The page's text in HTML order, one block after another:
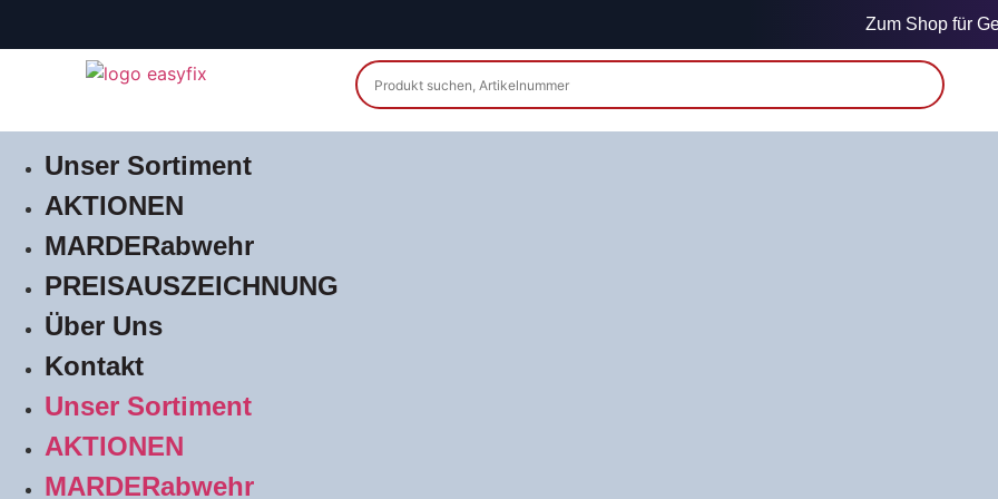
Zum Shop für
Unser Sortiment
AKTIONEN
MARDERabwehr
PREISAUSZEICHNUNG
Über Uns
Kontakt
Unser Sortiment
AKTIONEN
MARDERabwehr